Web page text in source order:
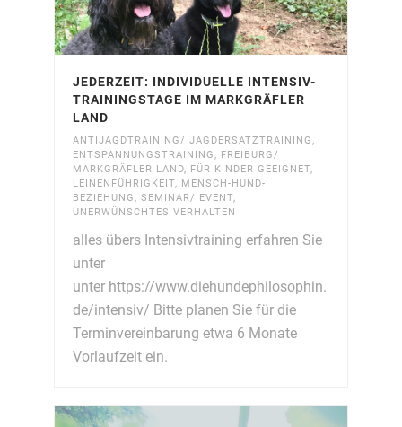
JEDERZEIT: INDIVIDUELLE INTENSIV-
TRAININGSTAGE IM MARKGRÄFLER
LAND
ANTIJAGDTRAINING/ JAGDERSATZTRAINING,
ENTSPANNUNGSTRAINING, FREIBURG/
MARKGRÄFLER LAND, FÜR KINDER GEEIGNET,
LEINENFÜHRIGKEIT, MENSCH-HUND-
BEZIEHUNG, SEMINAR/ EVENT,
UNERWÜNSCHTES VERHALTEN
alles übers Intensivtraining erfahren Sie
unter
unter https://www.diehundephilosophin.
de/intensiv/ Bitte planen Sie für die
Terminvereinbarung etwa 6 Monate
Vorlaufzeit ein.